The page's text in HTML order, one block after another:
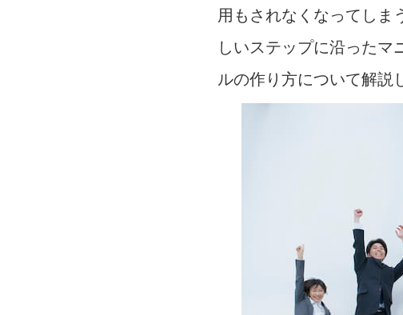
用もされなくなってしま
しいステップに沿った
ルの作り方について解説